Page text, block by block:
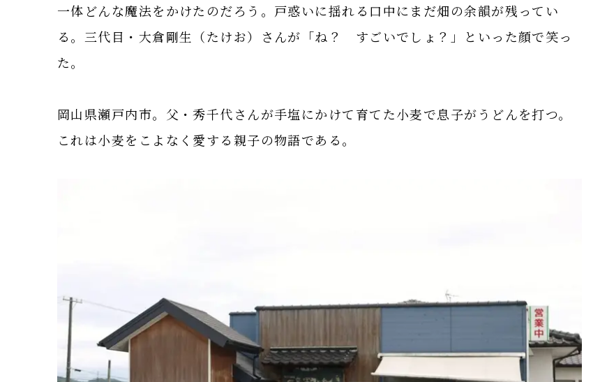
一体どんな魔法をかけたのだろう。戸惑いに揺れる口中にまだ畑の余韻が残ってい
る。三代目・大倉剛生（たけお）さんが「ね？ すごいでしょ？」といった顔で笑っ
た。
岡山県瀬戸内市。父・秀千代さんが手塩にかけて育てた小麦で息子がうどんを打つ。
これは小麦をこよなく愛する親子の物語である。